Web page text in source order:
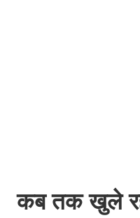
कब तक खुले